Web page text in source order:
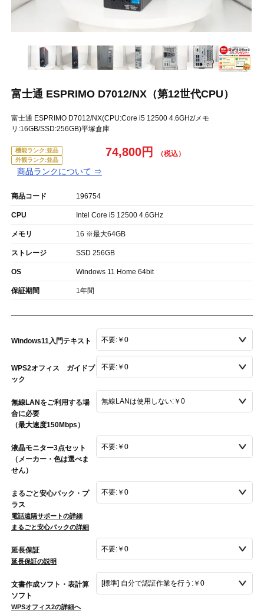
富士通 ESPRIMO D7012/NX（第12世代CPU）
富士通 ESPRIMO D7012/NX(CPU:Core i5 12500 4.6GHz/メモ
リ:16GB/SSD:256GB)平塚倉庫
機能ランク:並品
外観ランク:並品
商品ランクについて ⇒
74,800円
商品コード 196754
CPU Intel Core i5 12500 4.6GHz
メモリ 16 ※最大64GB
ストレージ SSD 256GB
OS Windows 11 Home 64bit
保証期間 1年間
Windows11入門テキスト
WPS2オフィス ガイドブ
ック
無線LANをご利用する場
合に必要
（最大速度150Mbps）
液晶モニター3点セット
（メーカー・色は選べま
せん）
まるごと安心パック・プ
ラス
電話遠隔サポートの詳細
まるごと安心パックの詳細
延長保証
延長保証の説明
文書作成ソフト・表計算
ソフト
WPSオフィス2の詳細へ